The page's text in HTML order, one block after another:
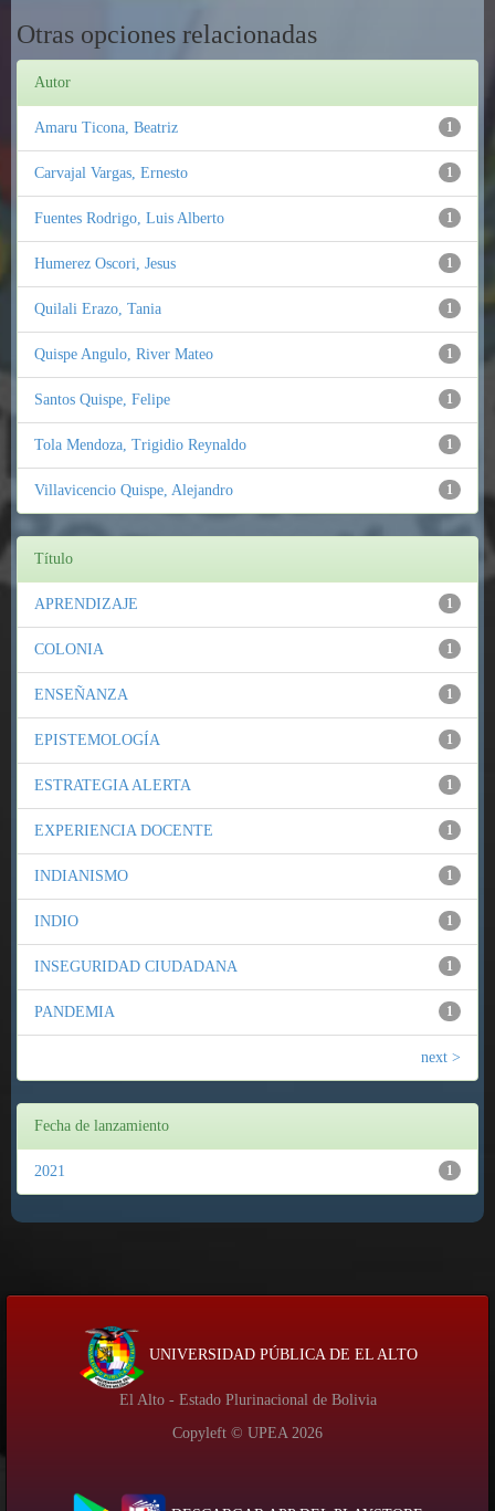
Otras opciones relacionadas
Autor
1
Amaru Ticona, Beatriz
1
Carvajal Vargas, Ernesto
1
Fuentes Rodrigo, Luis Alberto
1
Humerez Oscori, Jesus
1
Quilali Erazo, Tania
1
Quispe Angulo, River Mateo
1
Santos Quispe, Felipe
1
Tola Mendoza, Trigidio Reynaldo
1
Villavicencio Quispe, Alejandro
Título
1
APRENDIZAJE
1
COLONIA
1
ENSEÑANZA
1
EPISTEMOLOGÍA
1
ESTRATEGIA ALERTA
1
EXPERIENCIA DOCENTE
1
INDIANISMO
1
INDIO
1
INSEGURIDAD CIUDADANA
1
PANDEMIA
next >
Fecha de lanzamiento
1
2021
UNIVERSIDAD PÚBLICA DE EL ALTO
El Alto - Estado Plurinacional de Bolivia
Copyleft © UPEA 2026